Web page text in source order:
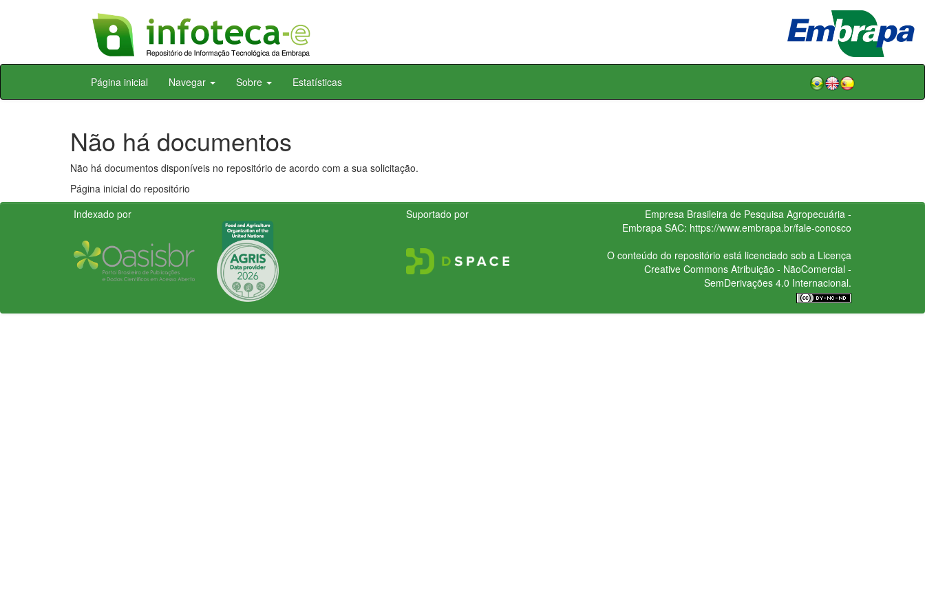
Skip
Página inicial Navegar Sobre Estatísticas
Não há documentos
Não há documentos disponíveis no repositório de acordo com a sua solicitação.
Página inicial do repositório
Indexado por
Suportado por
Empresa Brasileira de Pesquisa Agropecuária -
Embrapa SAC: https://www.embrapa.br/fale-conosco
O conteúdo do repositório está licenciado sob a Licença
Creative CommonsAtribuição - NãoComercial -
SemDerivações 4.0 Internacional.